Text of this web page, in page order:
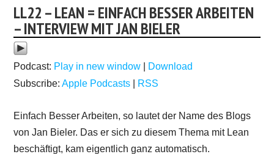
LL22 – LEAN = EINFACH BESSER ARBEITEN
– INTERVIEW MIT JAN BIELER
Podcast: Play in new window
Download
Subscribe:Apple Podcasts RSS
Einfach Besser Arbeiten, so lautet der Name des Blogs
von Jan Bieler. Das er sich zu diesem Thema mit Lean
beschäftigt, kam eigentlich ganz automatisch.